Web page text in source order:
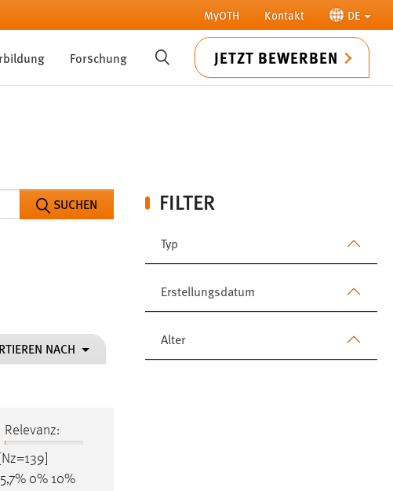
MyOTH Kontakt DE
Forschung SUCHE JETZT BEWERBEN
FILTER
Typ
Erstellungsdatum
Alter
SUCHEN
NACH
Relevanz:
[Nz=139]
0% 10%